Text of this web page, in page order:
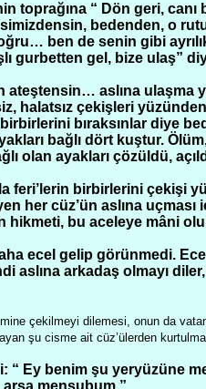
toprağına “ Dön geri, canı
bedenden, o
ben de senin gibi
gurbetten gel, bize ulaş”
ateştensin… aslına ulaşma
halatsız çekişleri
birbirlerini bıraksınlar diye
bağlı dört kuştur.
olan ayakları çözüldü,
feri’lerin birbirlerini çekişi
her cüz’ün aslına
hikmeti, bu aceleye mâni
ecel gelip görünmedi.
aslına arkadaş olmayı
çekilmeyi dilemesi, onun da
şu cisme ait cüz’ülerden
“ Ey benim şu yeryüzüne
mensubum.”